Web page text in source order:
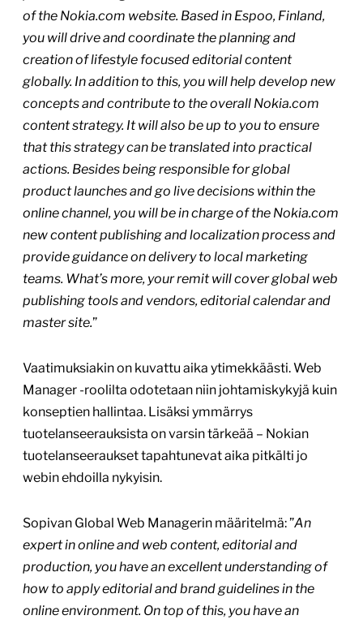
of the Nokia.com website. Based in Espoo, Finland,
you will drive and coordinate the planning and
creation of lifestyle focused editorial content
globally. In addition to this, you will help develop new
concepts and contribute to the overall Nokia.com
content strategy. It will also be up to you to ensure
that this strategy can be translated into practical
actions. Besides being responsible for global
product launches and go live decisions within the
online channel, you will be in charge of the Nokia.com
new content publishing and localization process and
provide guidance on delivery to local marketing
teams. What’s more, your remit will cover global web
publishing tools and vendors, editorial calendar and
master site.”
Vaatimuksiakin on kuvattu aika ytimekkäästi. Web
Manager -roolilta odotetaan niin johtamiskykyjä kuin
konseptien hallintaa. Lisäksi ymmärrys
tuotelanseerauksista on varsin tärkeää – Nokian
tuotelanseeraukset tapahtunevat aika pitkälti jo
webin ehdoilla nykyisin.
Sopivan Global Web Managerin määritelmä: ”An
expert in online and web content, editorial and
production, you have an excellent understanding of
how to apply editorial and brand guidelines in the
online environment. On top of this, you have an